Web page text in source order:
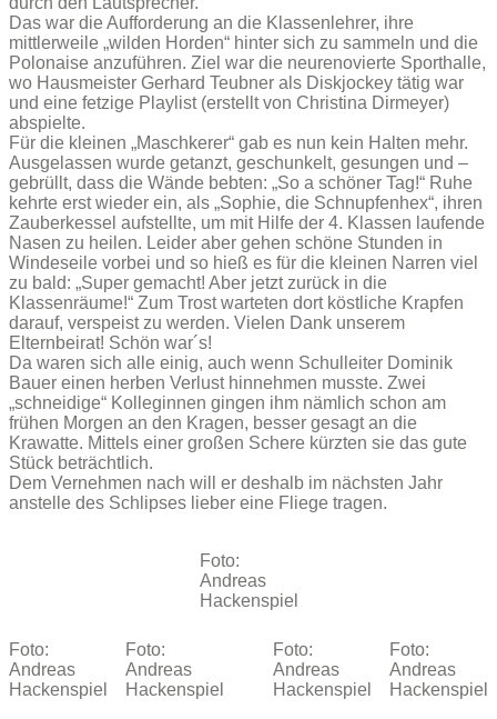
Das war die Aufforderung an die Klassenlehrer, ihre
mittlerweile „wilden Horden“ hinter sich zu sammeln und die
Polonaise anzuführen. Ziel war die neurenovierte Sporthalle,
wo Hausmeister Gerhard Teubner als Diskjockey tätig war
und eine fetzige Playlist (erstellt von Christina Dirmeyer)
abspielte.
Für die kleinen „Maschkerer“ gab es nun kein Halten mehr.
Ausgelassen wurde getanzt, geschunkelt, gesungen und –
gebrüllt, dass die Wände bebten: „So a schöner Tag!“ Ruhe
kehrte erst wieder ein, als „Sophie, die Schnupfenhex“, ihren
Zauberkessel aufstellte, um mit Hilfe der 4. Klassen laufende
Nasen zu heilen. Leider aber gehen schöne Stunden in
Windeseile vorbei und so hieß es für die kleinen Narren viel
zu bald: „Super gemacht! Aber jetzt zurück in die
Klassenräume!“ Zum Trost warteten dort köstliche Krapfen
darauf, verspeist zu werden. Vielen Dank unserem
Elternbeirat! Schön war´s!
Da waren sich alle einig, auch wenn Schulleiter Dominik
Bauer einen herben Verlust hinnehmen musste. Zwei
„schneidige“ Kolleginnen gingen ihm nämlich schon am
frühen Morgen an den Kragen, besser gesagt an die
Krawatte. Mittels einer großen Schere kürzten sie das gute
Stück beträchtlich.
Dem Vernehmen nach will er deshalb im nächsten Jahr
anstelle des Schlipses lieber eine Fliege tragen.
Foto:
Andreas
Hackenspiel
Foto:
Andreas
Hackenspiel
Foto:
Andreas
Hackenspiel
Foto:
Andreas
Hackenspiel
Foto:
Andreas
Hackenspiel